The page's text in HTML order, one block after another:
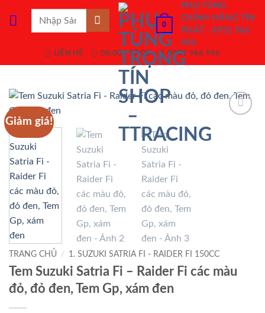
0
PHỤ TÙNG
CHÍNH HÃNG TÍN
PHÁT - 0931 966
996
LIÊN HỆ 08:00 - 17:00 0931 966 996
Giảm giá!
TRANG CHỦ / 1. SUZUKI SATRIA FI - RAIDER FI 150CC
Tem Suzuki Satria Fi – Raider Fi các màu
đỏ, đỏ đen, Tem Gp, xám đen